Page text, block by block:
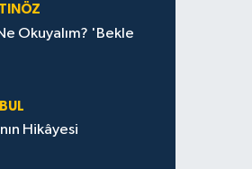
Okuyalım? 'Bekle
Hikâyesi